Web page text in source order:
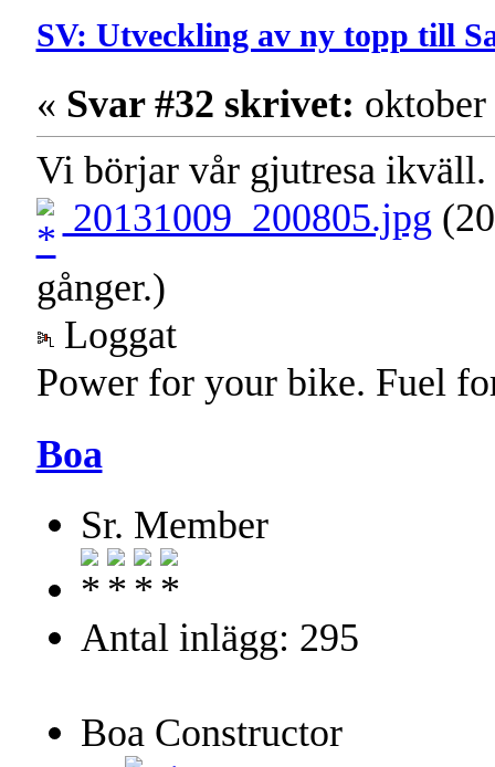
SV: Utveckling av ny topp till
« Svar #32 skrivet:
Vi börjar vår gjutresa ikväll.
20131009_200805.jpg
gånger.)
Loggat
Power for your bike. Fuel
Boa
Sr. Member
Antal inlägg: 295
Boa Constructor